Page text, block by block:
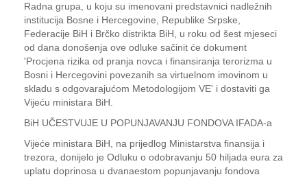
Radna grupa, u koju su imenovani predstavnici nadležnih
institucija Bosne i Hercegovine, Republike Srpske,
Federacije BiH i Brčko distrikta BiH, u roku od šest mjeseci
od dana donošenja ove odluke sačinit će dokument
'Procjena rizika od pranja novca i finansiranja terorizma u
Bosni i Hercegovini povezanih sa virtuelnom imovinom u
skladu s odgovarajućom Metodologijom VE' i dostaviti ga
Vijeću ministara BiH.
BiH UČESTVUJE U POPUNJAVANJU FONDOVA IFADA-a
Vijeće ministara BiH, na prijedlog Ministarstva finansija i
trezora, donijelo je Odluku o odobravanju 50 hiljada eura za
uplatu doprinosa u dvanaestom popunjavanju fondova